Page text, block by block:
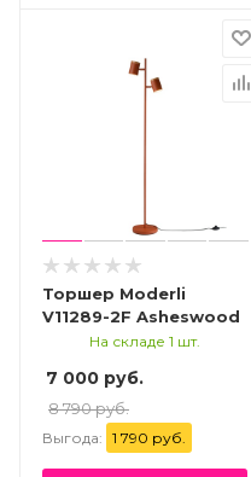
Торшер Moderli
V11289-2F Asheswood
На складе 1 шт.
7 000 руб.
8 790 руб.
Выгода: 1 790 руб.